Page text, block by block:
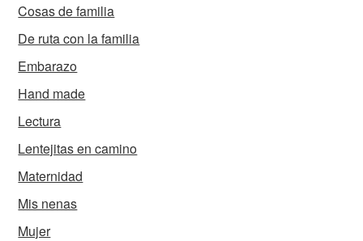
Cosas de familia
De ruta con la familia
Embarazo
Hand made
Lectura
Lentejitas en camino
Maternidad
Mis nenas
Mujer